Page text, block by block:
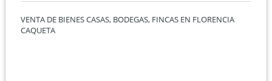
VENTA DE BIENES CASAS, BODEGAS, FINCAS EN FLORENCIA
CAQUETA